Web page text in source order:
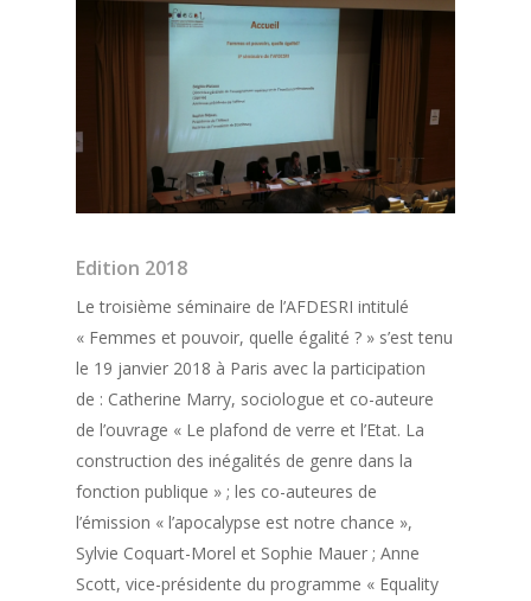
Edition 2018
Le troisième séminaire de l’AFDESRI intitulé
« Femmes et pouvoir, quelle égalité ? » s’est tenu
le 19 janvier 2018 à Paris avec la participation
de : Catherine Marry, sociologue et co-auteure
de l’ouvrage « Le plafond de verre et l’Etat. La
construction des inégalités de genre dans la
fonction publique » ; les co-auteures de
l’émission « l’apocalypse est notre chance »,
Sylvie Coquart-Morel et Sophie Mauer ; Anne
Scott, vice-présidente du programme « Equality